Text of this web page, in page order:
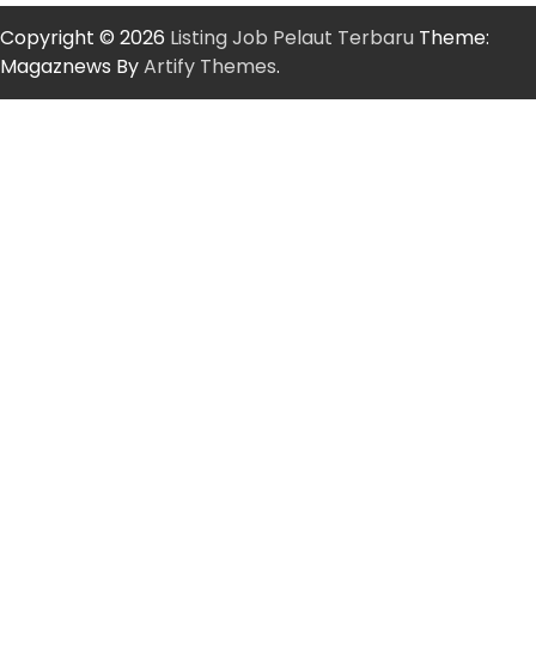
Copyright © 2026 Listing Job Pelaut Terbaru Theme:
Magaznews ByArtify Themes.